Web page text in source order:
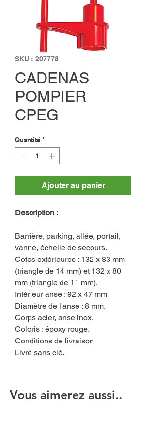
SKU : 207778
CADENAS
POMPIER
CPEG
Quantité *
Ajouter au panier
Description :
Barrière, parking, allée, portail,
vanne, échelle de secours.
Cotes extérieures : 132 x 83 mm
(triangle de 14 mm) et 132 x 80
mm (triangle de 11 mm).
Intérieur anse : 92 x 47 mm.
Diamètre de l'anse : 8 mm.
Corps acier, anse inox.
Coloris : époxy rouge.
Conditions de livraison
Livré sans clé.
Vous aimerez aussi..